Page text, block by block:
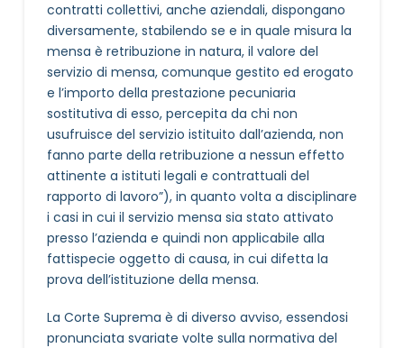
contratti collettivi, anche aziendali, dispongano
diversamente, stabilendo se e in quale misura la
mensa è retribuzione in natura, il valore del
servizio di mensa, comunque gestito ed erogato
e l’importo della prestazione pecuniaria
sostitutiva di esso, percepita da chi non
usufruisce del servizio istituito dall’azienda, non
fanno parte della retribuzione a nessun effetto
attinente a istituti legali e contrattuali del
rapporto di lavoro”), in quanto volta a disciplinare
i casi in cui il servizio mensa sia stato attivato
presso l’azienda e quindi non applicabile alla
fattispecie oggetto di causa, in cui difetta la
prova dell’istituzione della mensa.
La Corte Suprema è di diverso avviso, essendosi
pronunciata svariate volte sulla normativa del